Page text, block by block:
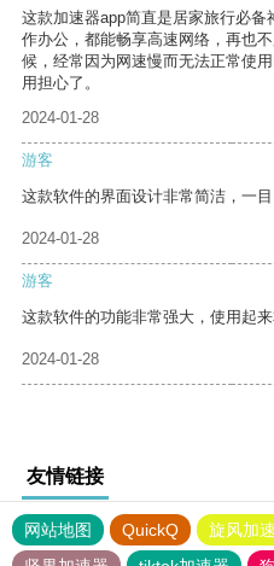
这款加速器app简直是居家旅行必
作办公，都能畅享高速网络，再也
候，经常因为网速慢而无法正常使
用担心了。
2024-01-28
游客
这款软件的界面设计非常简洁，一目
2024-01-28
游客
这款软件的功能非常强大，使用起来
2024-01-28
友情链接
网站地图 QuickQ 旋风加